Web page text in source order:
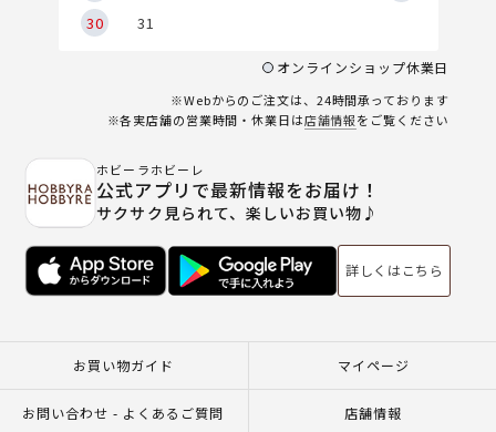
30
31
オンラインショップ休業日
※Webからのご注文は、24時間承っております
※各実店舗の営業時間・休業日は店舗情報をご覧ください
ホビーラホビーレ
公式アプリで最新情報をお届け！
サクサク見られて、楽しいお買い物♪
詳しくはこちら
お買い物ガイド マイページ
お問い合わせ - よくあるご質問 店舗情報